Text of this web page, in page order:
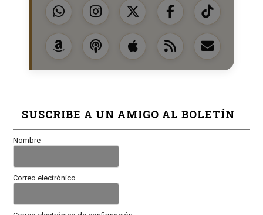
SUSCRIBE A UN AMIGO AL BOLETÍN
Nombre
Correo electrónico